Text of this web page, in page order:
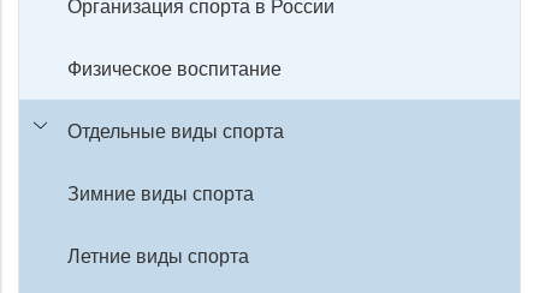
Организация спорта в России
Физическое воспитание
Отдельные виды спорта
Зимние виды спорта
Летние виды спорта